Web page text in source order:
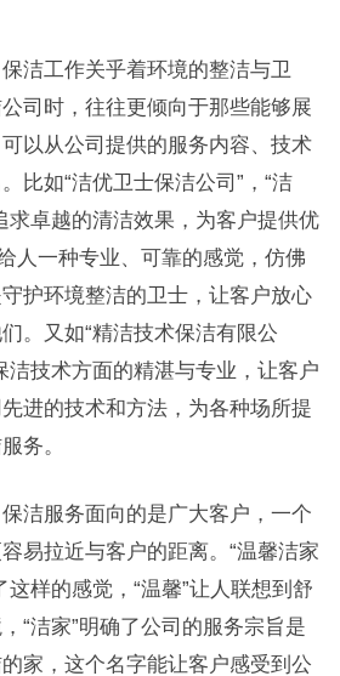
洁工作关乎着环境的整洁与卫
司时，往往更倾向于那些能够展
以从公司提供的服务内容、技术
比如“洁优卫士保洁公司”，“洁
求卓越的清洁效果，为客户提供优
人一种专业、可靠的感觉，仿佛
护环境整洁的卫士，让客户放心
。又如“精洁技术保洁有限公
洁技术方面的精湛与专业，让客户
进的技术和方法，为各种场所提
务。
洁服务面向的是广大客户，一个
易拉近与客户的距离。“温馨洁家
这样的感觉，“温馨”让人联想到舒
“洁家”明确了公司的服务宗旨是
家，这个名字能让客户感受到公